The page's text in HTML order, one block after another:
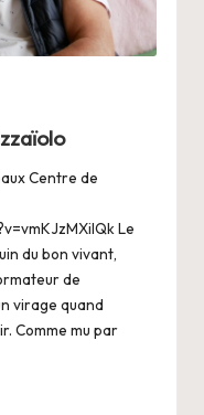
Centre de
Le
du bon vivant,
de
virage quand
Comme mu par